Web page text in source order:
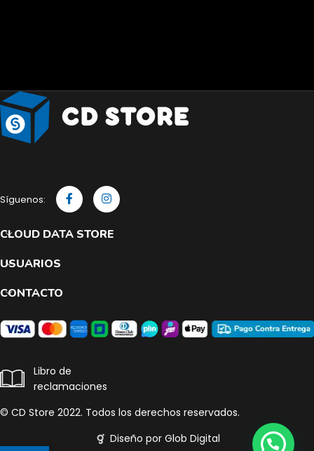
Síguenos:
CLOUD DATA STORE
USUARIOS
CONTACTO
Libro de
reclamaciones
© CD Store 2022. Todos los derechos reservados.
Diseño por Glob Digital